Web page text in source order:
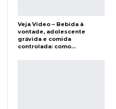
Veja Vídeo – Bebida à
vontade, adolescente
grávida e comida
controlada: como…